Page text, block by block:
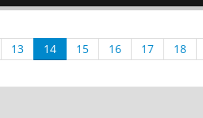
13 14 15 16 17 18